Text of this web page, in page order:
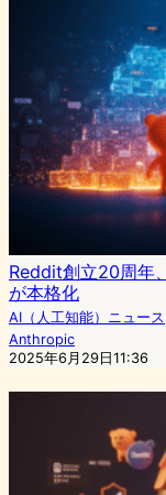
Reddit創立20周年
が本格化
AI（人工知能）ニュース
Anthropic
2025年6月29日11:36